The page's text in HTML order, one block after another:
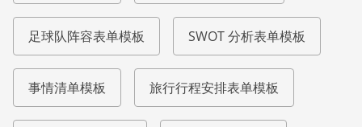
足球队阵容表单模板 SWOT 分析表单模板
事情清单模板 旅行行程安排表单模板